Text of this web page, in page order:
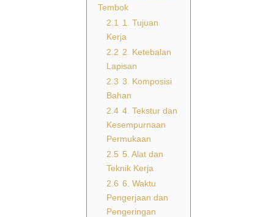
Tembok
2.1
1. Tujuan
Kerja
2.2 2. Ketebalan
Lapisan
2.3 3. Komposisi
Bahan
2.4 4. Tekstur dan
Kesempurnaan
Permukaan
2.5 5. Alat dan
Teknik Kerja
2.6 6. Waktu
Pengerjaan dan
Pengeringan